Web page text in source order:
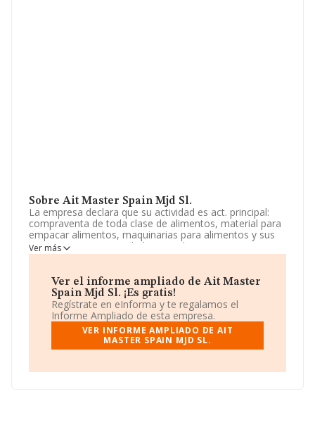
Sobre Ait Master Spain Mjd Sl.
La empresa declara que su actividad es act. principal:
compraventa de toda clase de alimentos, material para
empacar alimentos, maquinarias para alimentos y sus
repuestos (cnae actividad principal 4631). act.
complementarias: - comercio al por mayor de frutas y
productos cárnicos, etc. La empresa aparece inscrita en
el Registro Mercantil como Sociedad Limitada. La
actividad de referencia CNAE corresponde a 'Comercio
al por mayor de frutas y hortalizas', cuyo Código es
4631. La empresa no tiene actividad en mercados
se encuentra en Avenida Los Pesqueros núm. 24 2,
Ver más
Ver el informe ampliado de Ait Master
Spain Mjd Sl. ¡Es gratis!
Regístrate en eInforma y te regalamos el
Informe Ampliado de esta empresa.
VER INFORME AMPLIADO DE AIT
MASTER SPAIN MJD SL.